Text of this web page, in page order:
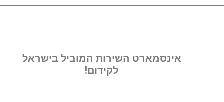
אינסמארט השירות המוביל בישראל
לקידום!